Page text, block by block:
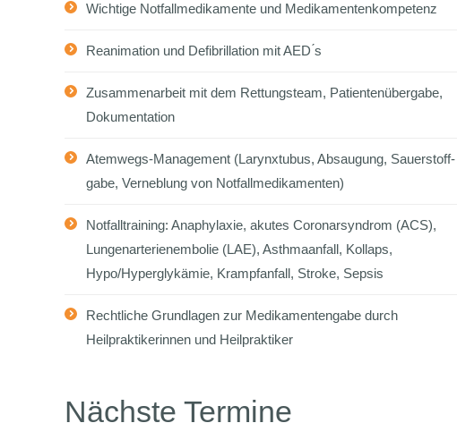
Wichtige Notfallmedikamente und Medikamentenkompetenz
Reanimation und Defibrillation mit AED ́s
Zusammenarbeit mit dem Rettungsteam, Patientenübergabe,
Dokumentation
Atemwegs-Management (Larynxtubus, Absaugung, Sauerstoff-
gabe, Verneblung von Notfallmedikamenten)
Notfalltraining: Anaphylaxie, akutes Coronarsyndrom (ACS),
Lungenarterienembolie (LAE), Asthmaanfall, Kollaps,
Hypo/Hyperglykämie, Krampfanfall, Stroke, Sepsis
Rechtliche Grundlagen zur Medikamentengabe durch
Heilpraktikerinnen und Heilpraktiker
Nächste Termine